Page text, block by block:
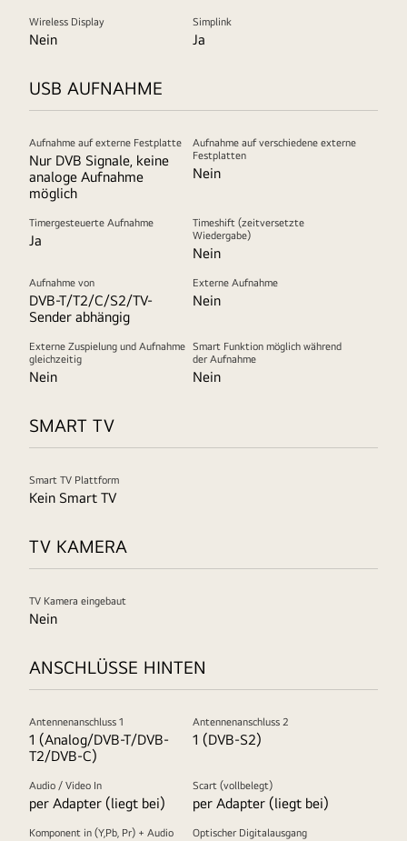
Wireless Display
Nein
Simplink
Ja
USB AUFNAHME
Aufnahme auf externe Festplatte
Nur DVB Signale, keine
analoge Aufnahme
möglich
Aufnahme auf verschiedene externe
Festplatten
Nein
Timergesteuerte Aufnahme
Ja
Timeshift (zeitversetzte
Wiedergabe)
Nein
Aufnahme von
DVB-T/T2/C/S2/TV-
Sender abhängig
Externe Aufnahme
Nein
Externe Zuspielung und Aufnahme
gleichzeitig
Nein
Smart Funktion möglich während
der Aufnahme
Nein
SMART TV
Smart TV Plattform
Kein Smart TV
TV KAMERA
TV Kamera eingebaut
Nein
ANSCHLÜSSE HINTEN
Antennenanschluss 1
1 (Analog/DVB-T/DVB-
T2/DVB-C)
Antennenanschluss 2
1 (DVB-S2)
Audio / Video In
per Adapter (liegt bei)
Scart (vollbelegt)
per Adapter (liegt bei)
Komponent in (Y,Pb, Pr) + Audio Optischer Digitalausgang